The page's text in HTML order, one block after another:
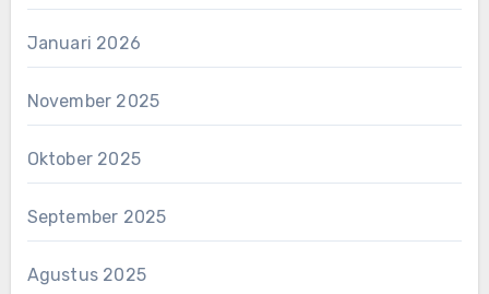
Januari 2026
November 2025
Oktober 2025
September 2025
Agustus 2025